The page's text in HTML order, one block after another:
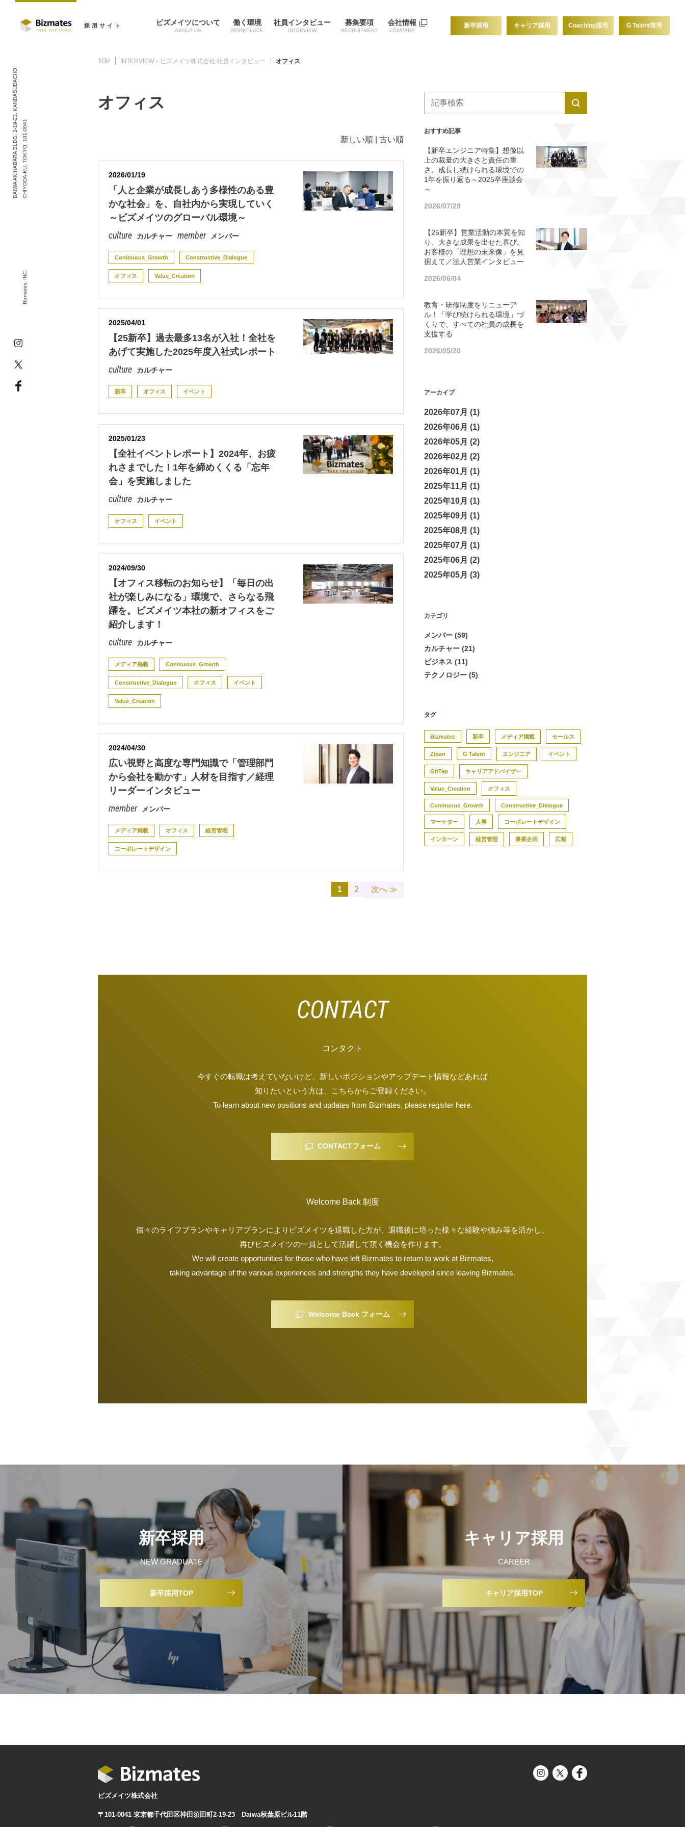
採用サイト ビズメイツについて 働く環境 社員インタビュー 募集要項 会社情報 新卒採用 キャリア採用 Coaching採用 G Talent採用
DAIWA AKIHABARA BLDG, 2-19-23, KANDASUDACHO,CHIYODA-KU, TOKYO, 101-0041
Bizmates, INC.
TOP INTERVIEW－ビズメイツ株式会社 社員インタビュー オフィス
オフィス
新しい順 | 古い順
2026/01/19
「人と企業が成長しあう多様性のある豊
かな社会」を、自社内から実現していく
～ビズメイツのグローバル環境～
カルチャー メンバー
Coninuous_Growth Constructive_Dialogue
オフィス Value_Creation
2025/04/01
【25新卒】過去最多13名が入社！全社を
あげて実施した2025年度入社式レポート
カルチャー
新卒 オフィス イベント
2025/01/23
【全社イベントレポート】2024年、お疲
れさまでした！1年を締めくくる「忘年
会」を実施しました
カルチャー
オフィス イベント
2024/09/30
【オフィス移転のお知らせ】「毎日の出
社が楽しみになる」環境で、さらなる飛
躍を。ビズメイツ本社の新オフィスをご
紹介します！
カルチャー
メディア掲載 Coninuous_Growth
Constructive_Dialogue オフィス イベント
Value_Creation
2024/04/30
広い視野と高度な専門知識で「管理部門
から会社を動かす」人材を目指す／経理
リーダーインタビュー
メンバー
メディア掲載 オフィス 経営管理
コーポレートデザイン
1 2 次へ ≫
おすすめ記事
【新卒エンジニア特集】想像以
上の裁量の大きさと責任の重
さ。成長し続けられる環境での
1年を振り返る～2025卒座談会
～
2026/07/29
【25新卒】営業活動の本質を知
り、大きな成果を出せた喜び。
お客様の「理想の未来像」を見
据えて／法人営業インタビュー
2026/06/04
教育・研修制度をリニューア
ル！「学び続けられる環境」づ
くりで、すべての社員の成長を
支援する
2026/05/20
アーカイブ
2026年07月 (1)
2026年06月 (1)
2026年05月 (2)
2026年02月 (2)
2026年01月 (1)
2025年11月 (1)
2025年10月 (1)
2025年09月 (1)
2025年08月 (1)
2025年07月 (1)
2025年06月 (2)
2025年05月 (3)
カテゴリ
メンバー (59)
カルチャー (21)
ビジネス (11)
テクノロジー (5)
タグ
Bizmates 新卒 メディア掲載 セールス
Zipan G Talent エンジニア イベント
GitTap キャリアアドバイザー
Value_Creation オフィス
Coninuous_Growth Constructive_Dialogue
マーケター 人事 コーポレートデザイン
インターン 経営管理 事業企画 広報
コンタクト
今すぐの転職は考えていないけど、新しいポジションやアップデート情報などあれば
知りたいという方は、こちらからご登録ください。
To learn about new positions and updates from Bizmates, please register here.
CONTACTフォーム
Welcome Back 制度
個々のライフプランやキャリアプランによりビズメイツを退職した方が、退職後に培った様々な経験や強み等を活かし、
再びビズメイツの一員として活躍して頂く機会を作ります。
We will create opportunities for those who have left Bizmates to return to work at Bizmates,
taking advantage of the various experiences and strengths they have developed since leaving Bizmates.
Welcome Back フォーム
新卒採用
NEW GRADUATE
新卒採用TOP
キャリア採用
CAREER
キャリア採用TOP
ビズメイツ株式会社
〒101-0041 東京都千代田区神田須田町2-19-23 Daiwa秋葉原ビル11階